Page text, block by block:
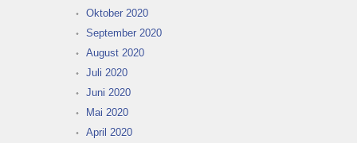
Oktober 2020
September 2020
August 2020
Juli 2020
Juni 2020
Mai 2020
April 2020